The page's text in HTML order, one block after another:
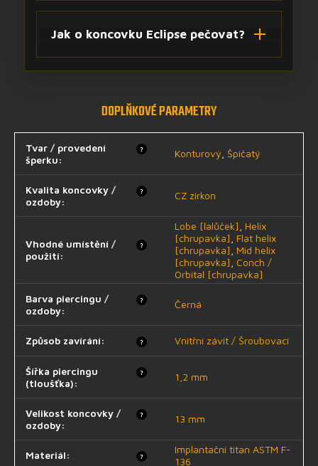
Jak o koncovku Eclipse pečovat?
DOPLŇKOVÉ PARAMETRY
?
Tvar / provedení
šperku:
Konturový Špičatý
?
Kvalita koncovky /
ozdoby:
CZ zirkon
?
Vhodné umístění /
použití:
Lobe [lalůček]
Helix
[chrupavka]
Flat helix
[chrupavka]
Mid helix
[chrupavka]
Conch /
Orbital [chrupavka]
?
Barva piercingu /
ozdoby:
Černá
?
Způsob zavírání: Vnitřní závit / Šroubovací
?
Šířka piercingu
(tloušťka):
1,2 mm
?
Velikost koncovky /
ozdoby:
13 mm
?
Materiál:
Implantační titan ASTM F-
136